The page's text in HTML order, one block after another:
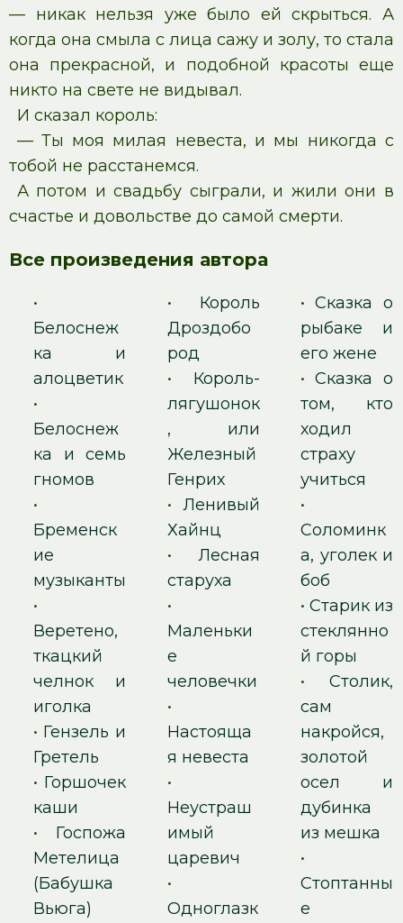
— никак нельзя уже было ей скрыться. А
когда она смыла с лица сажу и золу, то стала
она прекрасной, и подобной красоты еще
никто на свете не видывал.
И сказал король:
— Ты моя милая невеста, и мы никогда с
тобой не расстанемся.
А потом и свадьбу сыграли, и жили они в
счастье и довольстве до самой смерти.
Все произведения автора
•
Белоснеж
ка и
алоцветик
•
Белоснеж
ка и семь
гномов
•
Бременск
ие
музыканты
•
Веретено,
ткацкий
челнок и
иголка
• Гензель и
Гретель
• Горшочек
каши
• Госпожа
Метелица
(Бабушка
Вьюга)
• Король
Дроздобо
род
• Король-
лягушонок
, или
Железный
Генрих
• Ленивый
Хайнц
• Лесная
старуха
•
Маленьки
е
человечки
•
Настояща
я невеста
•
Неустраш
имый
царевич
•
Одноглазк
•Сказка о
рыбаке и
его жене
•Сказка о
том, кто
ходил
страху
учиться
•
Соломинк
а, уголек и
боб
•Старик из
стеклянно
й горы
•Столик,
сам
накройся,
золотой
осел и
дубинка
из мешка
•
Стоптанны
е